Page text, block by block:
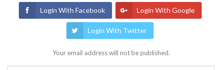
Login With Facebook Login With Google
Login With Twitter
Your email address will not be published.